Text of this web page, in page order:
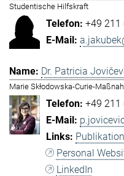
Studentische Hilfskraft
+49 211
Dr. Patricia
Marie Skłodowska-Curie-
+49 211
Personal
LinkedIn